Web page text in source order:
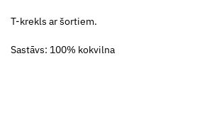
T-krekls ar šortiem.
Sastāvs: 100% kokvilna